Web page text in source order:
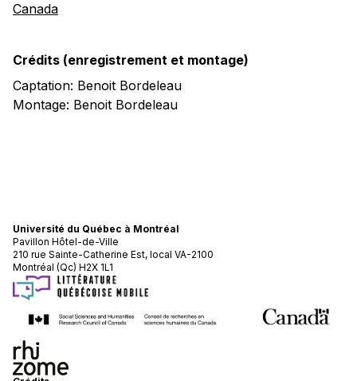
Canada
Crédits (enregistrement et montage)
Captation: Benoit Bordeleau
Montage: Benoit Bordeleau
Université du Québec à Montréal
Pavillon Hôtel-de-Ville
210 rue Sainte-Catherine Est, local VA-2100
Montréal (Qc) H2X 1L1